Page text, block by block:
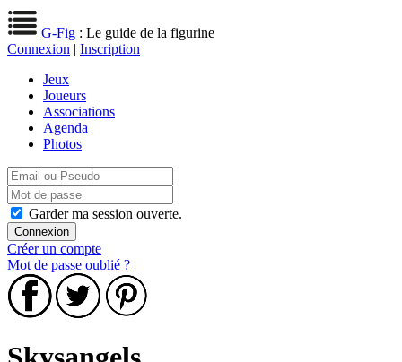
G-Fig : Le guide de la figurine
Connexion | Inscription
Jeux
Joueurs
Associations
Agenda
Photos
Garder ma session ouverte.
Créer un compte
Mot de passe oublié ?